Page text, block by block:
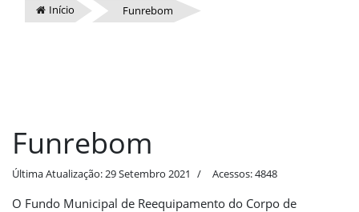
Início Funrebom
Funrebom
Última Atualização: 29 Setembro 2021 Acessos: 4848
O Fundo Municipal de Reequipamento do Corpo de